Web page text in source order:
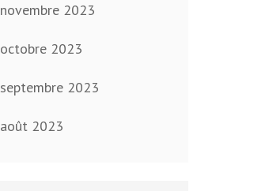
novembre 2023
octobre 2023
septembre 2023
août 2023